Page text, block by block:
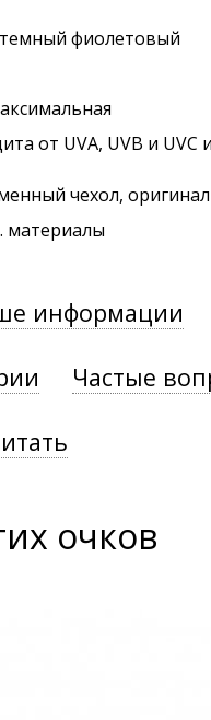
фиолетовый
от UVA, UVB и UVC
чехол,
материалы
информации
Частые
очков